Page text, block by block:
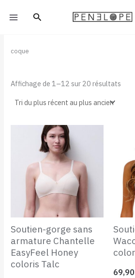
Rechercher
coque
Affichage de 1–12 sur 20 résultats
du
plus
Soutien-gorge sans
armature Chantelle
EasyFeel Honey
coloris Talc
69,90